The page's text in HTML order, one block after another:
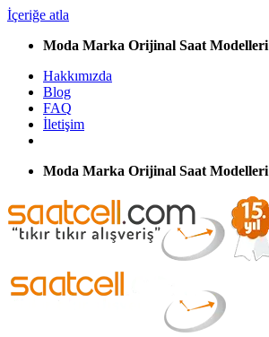
İçeriğe atla
Moda Marka Orijinal Saat Modelleri
Hakkımızda
Blog
FAQ
İletişim
Moda Marka Orijinal Saat Modelleri